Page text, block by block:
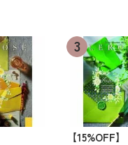
【15%OFF】